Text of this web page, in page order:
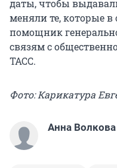
даты, чтобы
меняли те, которые в
помощник
связям с
ТАСС.
Фото: Карикатура
Анна Волкова